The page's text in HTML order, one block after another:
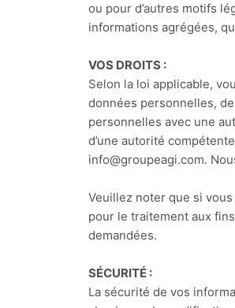
ou pour d’autres motifs
informations agrégées,
VOS DROITS :
Selon la loi applicable,
données personnelles,
personnelles avec une
d’une autorité
info@groupeagi.com.
Veuillez noter que si
pour le traitement aux
demandées.
SÉCURITÉ :
La sécurité de vos